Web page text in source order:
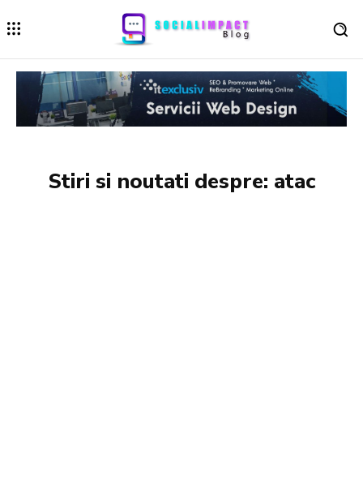
Stiri si noutati despre: atac